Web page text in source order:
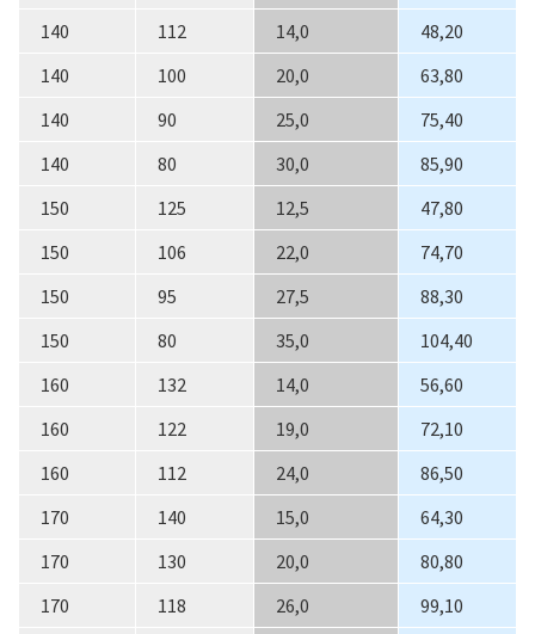
140
112 14,0
48,20
140
100 20,0
63,80
140
90 25,0
75,40
140
80 30,0
85,90
150
125 12,5
47,80
150
106 22,0
74,70
150
95 27,5
88,30
150
80 35,0
104,40
160
132 14,0
56,60
160
122 19,0
72,10
160
112 24,0
86,50
170
140 15,0
64,30
170
130 20,0
80,80
170
118 26,0
99,10